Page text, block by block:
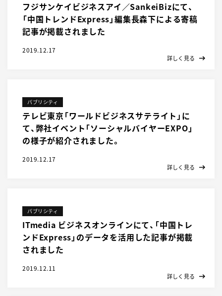
2019.12.17
フジサンケイビジネスアイ／SankeiBizにて、
「中国トレンドExpress」編集長森下による寄稿
記事が掲載されました
詳しく見る
パブリシティ
2019.12.17
テレビ東京「ワールドビジネスサテライト」に
て、弊社イベント「ソーシャルバイヤーEXPO」
の様子が紹介されました。
詳しく見る
パブリシティ
2019.12.11
ITmedia ビジネスオンラインにて、「中国トレ
ンドExpress」のデータを活用した記事が掲載
されました
詳しく見る